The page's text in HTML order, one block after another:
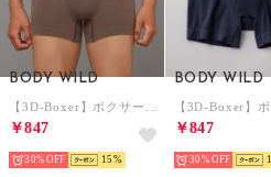
BODY WILD
￥847
30% 15
BODY WILD
￥847
30%